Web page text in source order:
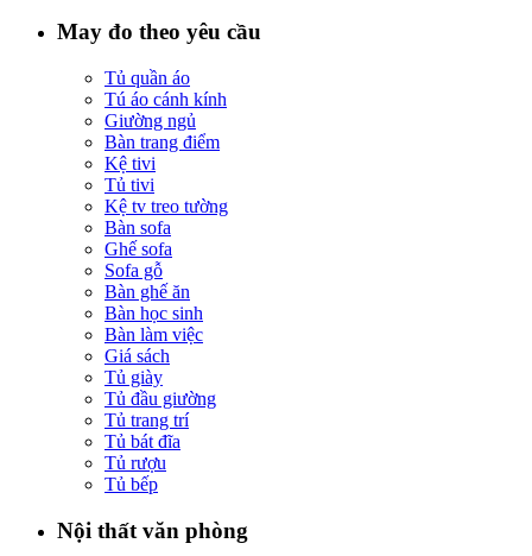
May đo theo yêu cầu
Tủ quần áo
Tú áo cánh kính
Giường ngủ
Bàn trang điểm
Kệ tivi
Tủ tivi
Kệ tv treo tường
Bàn sofa
Ghế sofa
Sofa gỗ
Bàn ghế ăn
Bàn học sinh
Bàn làm việc
Giá sách
Tủ giày
Tủ đầu giường
Tủ trang trí
Tủ bát đĩa
Tủ rượu
Tủ bếp
Nội thất văn phòng